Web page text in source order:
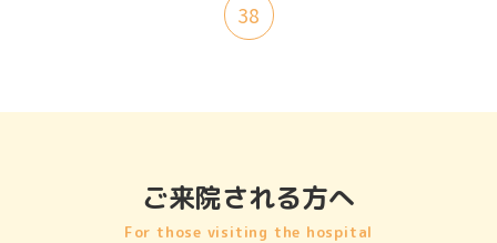
38
ご来院される方へ
For those visiting the hospital